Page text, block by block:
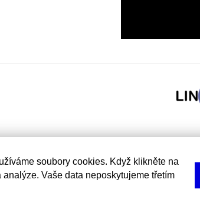
soubory cookies. Když klikněte na
Vaše data neposkytujeme třetím